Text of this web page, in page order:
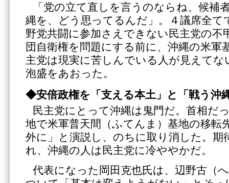
「党の立て直しを言うのならね、候補
縄を、どう思ってるんだ」。４議席全て
野党共闘に参加さえできない民主党の不
団自衛権を問題にする前に、沖縄の米軍
主党は現実に苦しんでいる人が見えてな
泡盛をあおった。
◆安倍政権を「支える本土」と「戦う沖
民主党にとって沖縄は鬼門だ。首相だ
地で米軍普天間（ふてんま）基地の移転
外に」と演説し、のちに取り消した。期
れ、沖縄の人は民主党に冷ややかだ。
代表になった岡田克也氏は、辺野古（